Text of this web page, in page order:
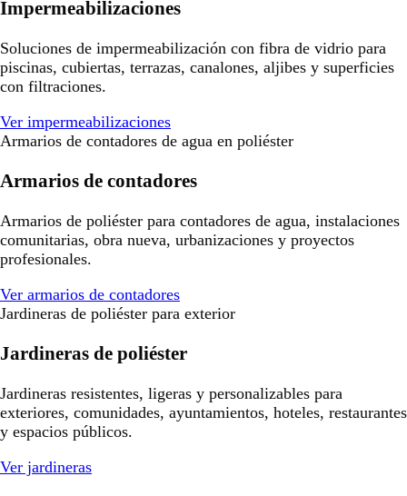
Impermeabilizaciones
Soluciones de impermeabilización con fibra de vidrio para
piscinas, cubiertas, terrazas, canalones, aljibes y superficies
con filtraciones.
Ver impermeabilizaciones
Armarios de contadores de agua en poliéster
Armarios de contadores
Armarios de poliéster para contadores de agua, instalaciones
comunitarias, obra nueva, urbanizaciones y proyectos
profesionales.
Ver armarios de contadores
Jardineras de poliéster para exterior
Jardineras de poliéster
Jardineras resistentes, ligeras y personalizables para
exteriores, comunidades, ayuntamientos, hoteles, restaurantes
y espacios públicos.
Ver jardineras